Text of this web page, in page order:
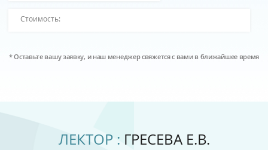
Стоимость:
* Оставьте вашу заявку, и наш менеджер свяжется с вами в ближайшее время
ЛЕКТОР : ГРЕСЕВА Е.В.